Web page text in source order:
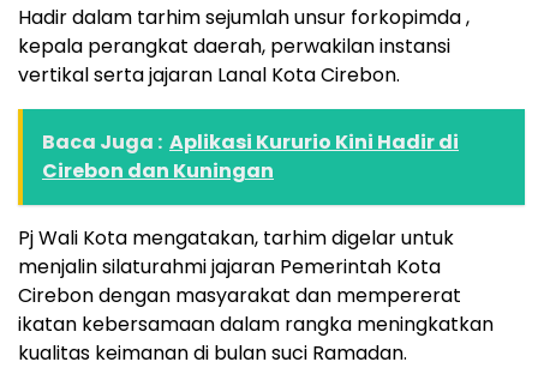
Hadir dalam tarhim sejumlah unsur forkopimda ,
kepala perangkat daerah, perwakilan instansi
vertikal serta jajaran Lanal Kota Cirebon.
Baca Juga : Aplikasi Kururio Kini Hadir di
Cirebon dan Kuningan
Pj Wali Kota mengatakan, tarhim digelar untuk
menjalin silaturahmi jajaran Pemerintah Kota
Cirebon dengan masyarakat dan mempererat
ikatan kebersamaan dalam rangka meningkatkan
kualitas keimanan di bulan suci Ramadan.